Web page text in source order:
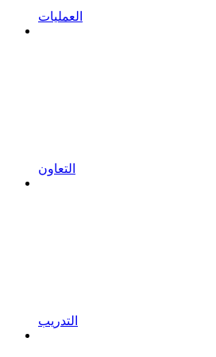
العمليات
التعاون
التدريب